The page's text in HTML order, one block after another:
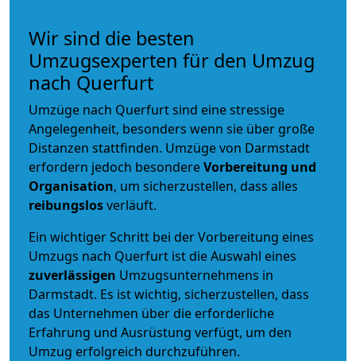
Wir sind die besten
Umzugsexperten für den Umzug
nach Querfurt
Umzüge nach Querfurt sind eine stressige
Angelegenheit, besonders wenn sie über große
Distanzen stattfinden. Umzüge von Darmstadt
erfordern jedoch besondereVorbereitung und
Organisation, um sicherzustellen, dass alles
reibungslosverläuft.
Ein wichtiger Schritt bei der Vorbereitung eines
Umzugs nach Querfurt ist die Auswahl eines
zuverlässigen Umzugsunternehmens in
Darmstadt. Es ist wichtig, sicherzustellen, dass
das Unternehmen über die erforderliche
Erfahrung und Ausrüstung verfügt, um den
Umzug erfolgreich durchzuführen.